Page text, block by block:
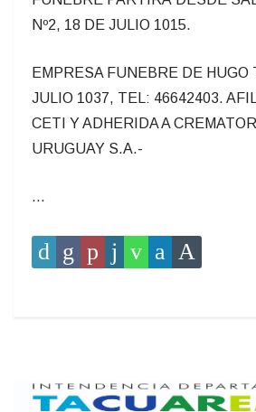
Nº2, 18 DE JULIO 1015.
EMPRESA FUNEBRE DE HUGO
JULIO 1037, TEL: 46642403.
CETI Y ADHERIDA A
URUGUAY S.A.-
...